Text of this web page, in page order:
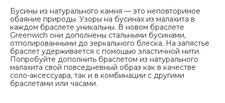
Бусины из натурального камня — это неповторимое
обаяние природы. Узоры на бусинах из малахита в
каждом браслете уникальны. В новом браслете
Greenwich они дополнены стальными бусинами,
отполированными до зеркального блеска. На запястье
браслет удерживается с помощью эластичной нити.
Попробуйте дополнить браслетом из натурального
малахита свой повседневный образ как в качестве
соло-аксессуара, так и в комбинации с другими
браслетами или часами.